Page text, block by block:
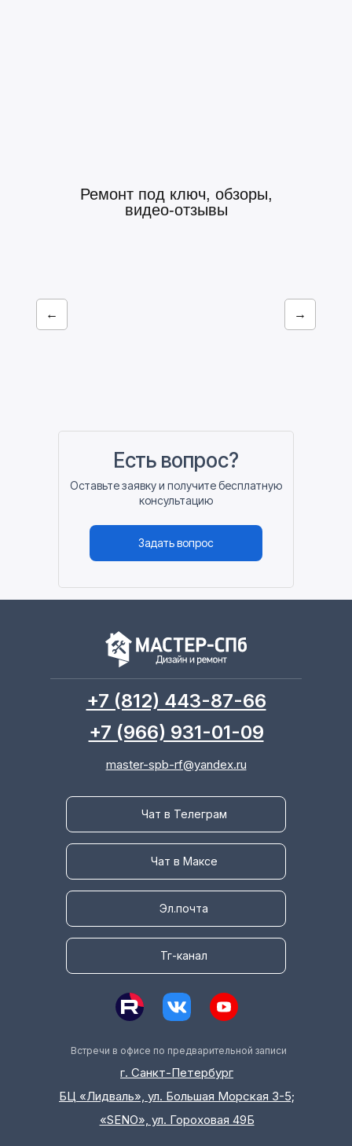
Ремонт под ключ, обзоры,
видео-отзывы
← →
Есть вопрос?
Оставьте заявку и получите бесплатную
консультацию
Задать вопрос
master-spb-rf@yandex.ru
г. Санкт-Петербург
БЦ «Лидваль», ул. Большая Морская 3-5;
«SENO», ул. Гороховая 49Б
+7 (812) 443-87-66
+7 (966) 931-01-09
Встречи в офисе по предварительной записи
Чат в Телеграм
Чат в Максе
Эл.почта
Тг-канал